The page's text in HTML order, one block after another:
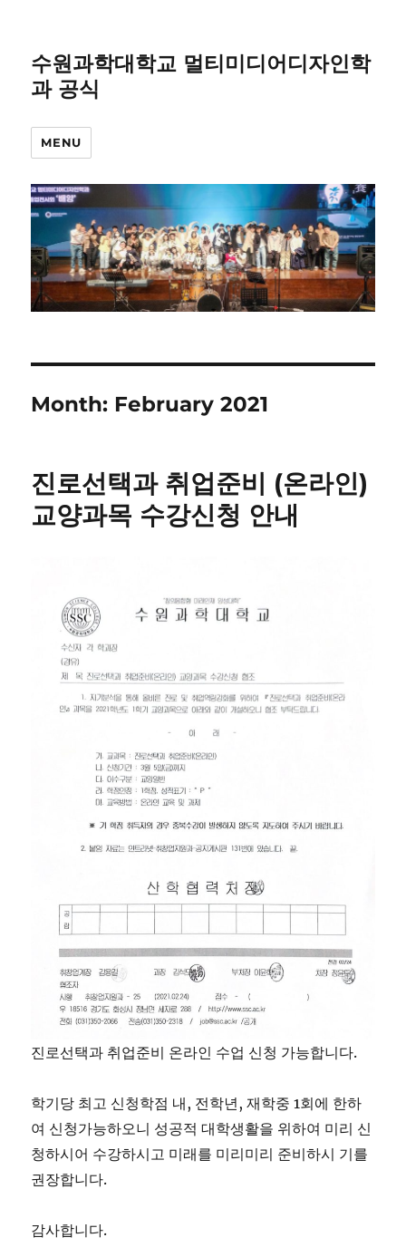
수원과학대학교 멀티미디어디자인학
과 공식
MENU
Month: February 2021
진로선택과 취업준비 (온라인)
교양과목 수강신청 안내
진로선택과 취업준비 온라인 수업 신청 가능합니다.
학기당 최고 신청학점 내, 전학년, 재학중 1회에 한하
여 신청가능하오니 성공적 대학생활을 위하여 미리 신
청하시어 수강하시고 미래를 미리미리 준비하시 기를
권장합니다.
감사합니다.